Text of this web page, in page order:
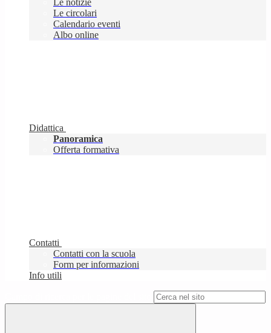
Le notizie
Le circolari
Calendario eventi
Albo online
Didattica
Panoramica
Offerta formativa
Contatti
Contatti con la scuola
Form per informazioni
Info utili